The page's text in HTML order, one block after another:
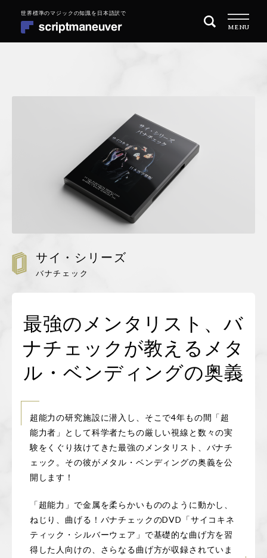
MAGIC 101 マジックの始め方
REPERTOIRE レパートリーを増やす
QUARITY OF PERFORMANCE 演技の質を高めたい
会社概要
特定商取引に基づく表記
コラム
お問い合わせ
ログイン
カートを見る
ナ
ビ
ゲ
コ
ン
テ
MENU
サイ・シリーズ
バナチェック
最強のメンタリスト、バ
ナチェックが教えるメタ
ル・ベンディングの奥義
超能力の研究施設に潜入し、そこで4年もの間「超
能力者」として科学者たちの厳しい視線と数々の実
験をくぐり抜けてきた最強のメンタリスト、バナチ
ェック。その彼がメタル・ベンディングの奥義を公
開します！
「超能力」で金属を柔らかいもののように動かし、
ねじり、曲げる！バナチェックのDVD「サイコキネ
ティック・シルバーウェア」で基礎的な曲げ方を習
得した人向けの、さらなる曲げ方が収録されていま